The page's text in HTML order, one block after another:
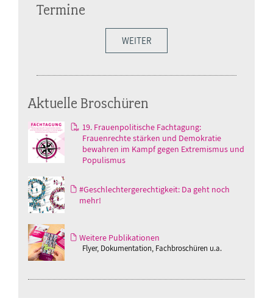
Termine
WEITER
Aktuelle Broschüren
19. Frauenpolitische Fachtagung:
Frauenrechte stärken und Demokratie
bewahren im Kampf gegen Extremismus und
Populismus
#Geschlechtergerechtigkeit: Da geht noch
mehr!
Weitere Publikationen
Flyer, Dokumentation, Fachbroschüren u.a.